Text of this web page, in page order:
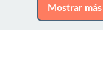
Mostrar